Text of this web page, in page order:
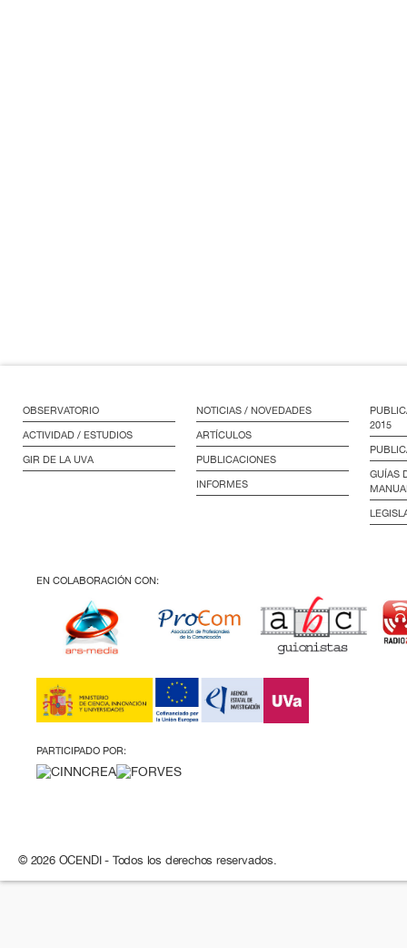
OBSERVATORIO
ACTIVIDAD / ESTUDIOS
GIR DE LA UVA
NOTICIAS / NOVEDADES
ARTÍCULOS
PUBLICACIONES
INFORMES
2015
GUÍAS
EN COLABORACIÓN CON:
PARTICIPADO POR:
© 2026 OCENDI - Todos los derechos reservados.